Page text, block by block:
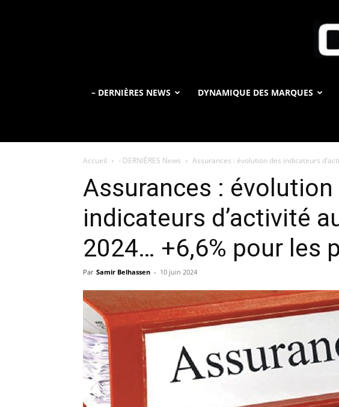
– DERNIÈRES NEWS DYNAMIQUE DES MARQUES
Accueil - DERNIÈRES News Assurances : évolution des indicateurs
Assurances : évolution
indicateurs d’activité
2024… +6,6% pour les
Par Samir Belhassen - 10 juin 2024